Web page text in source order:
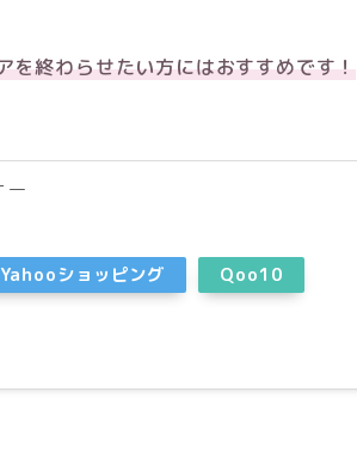
を終わらせたい方にはおすすめです！
ー
Yahooショッピング
Qoo10